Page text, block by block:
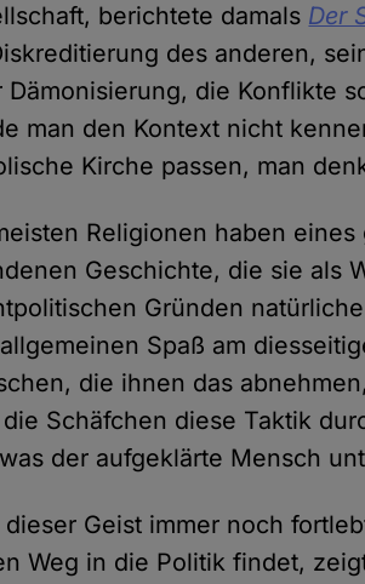
berichtete damals Der
des anderen,
Dämonisierung, die Konflikte
man den Kontext nicht
Kirche passen, man
Religionen haben
Geschichte, die sie als
Gründen
Spaß am
die ihnen das
die Schäfchen diese Taktik
der aufgeklärte Mensch
dieser Geist immer noch
Weg in die Politik findet,